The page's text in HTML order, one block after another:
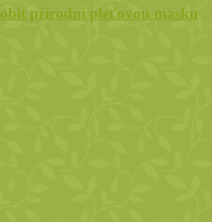
přírodní pleťovou masku